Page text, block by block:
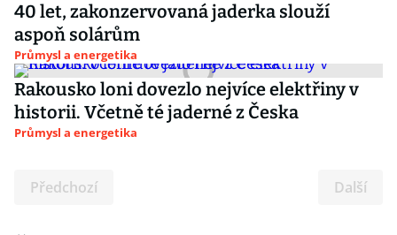
40 let, zakonzervovaná jaderka slouží
aspoň solárům
Průmysl a energetika
Rakousko loni dovezlo nejvíce elektřiny v
historii. Včetně té jaderné z Česka
Průmysl a energetika
Předchozí Další